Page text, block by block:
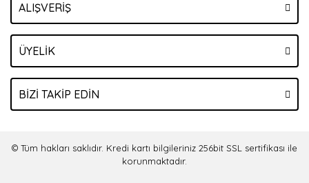
ALIŞVERİŞ
ÜYELİK
BİZİ TAKİP EDİN
© Tüm hakları saklıdır. Kredi kartı bilgileriniz 256bit SSL sertifikası ile
korunmaktadır.